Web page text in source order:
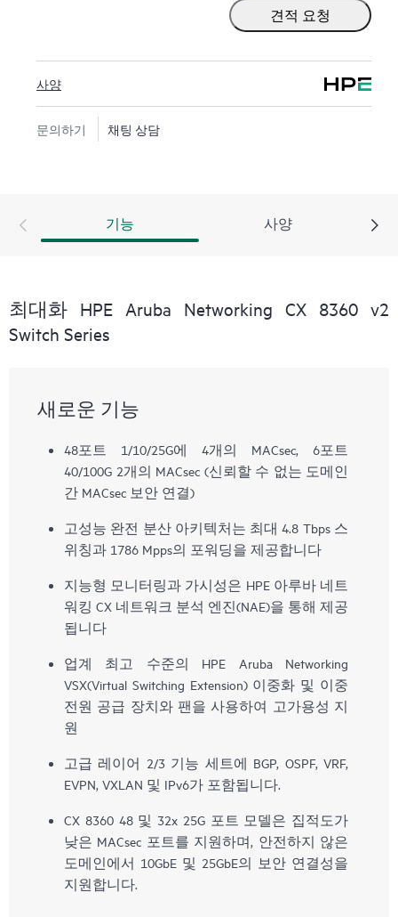
견적 요청
사양
문의하기 채팅 상담
기능 사양
최대화 HPE Aruba Networking CX 8360 v2
Switch Series
새로운 기능
48포트 1/10/25G에 4개의 MACsec, 6포트
40/100G 2개의 MACsec (신뢰할 수 없는 도메인
간 MACsec 보안 연결)
고성능 완전 분산 아키텍처는 최대 4.8 Tbps 스
위칭과 1786 Mpps의 포워딩을 제공합니다
지능형 모니터링과 가시성은 HPE 아루바 네트
워킹 CX 네트워크 분석 엔진(NAE)을 통해 제공
됩니다
업계 최고 수준의 HPE Aruba Networking
VSX(Virtual Switching Extension) 이중화 및 이중
전원 공급 장치와 팬을 사용하여 고가용성 지
원
고급 레이어 2/3 기능 세트에 BGP, OSPF, VRF,
EVPN, VXLAN 및 IPv6가 포함됩니다.
CX 8360 48 및 32x 25G 포트 모델은 집적도가
낮은 MACsec 포트를 지원하며, 안전하지 않은
도메인에서 10GbE 및 25GbE의 보안 연결성을
지원합니다.